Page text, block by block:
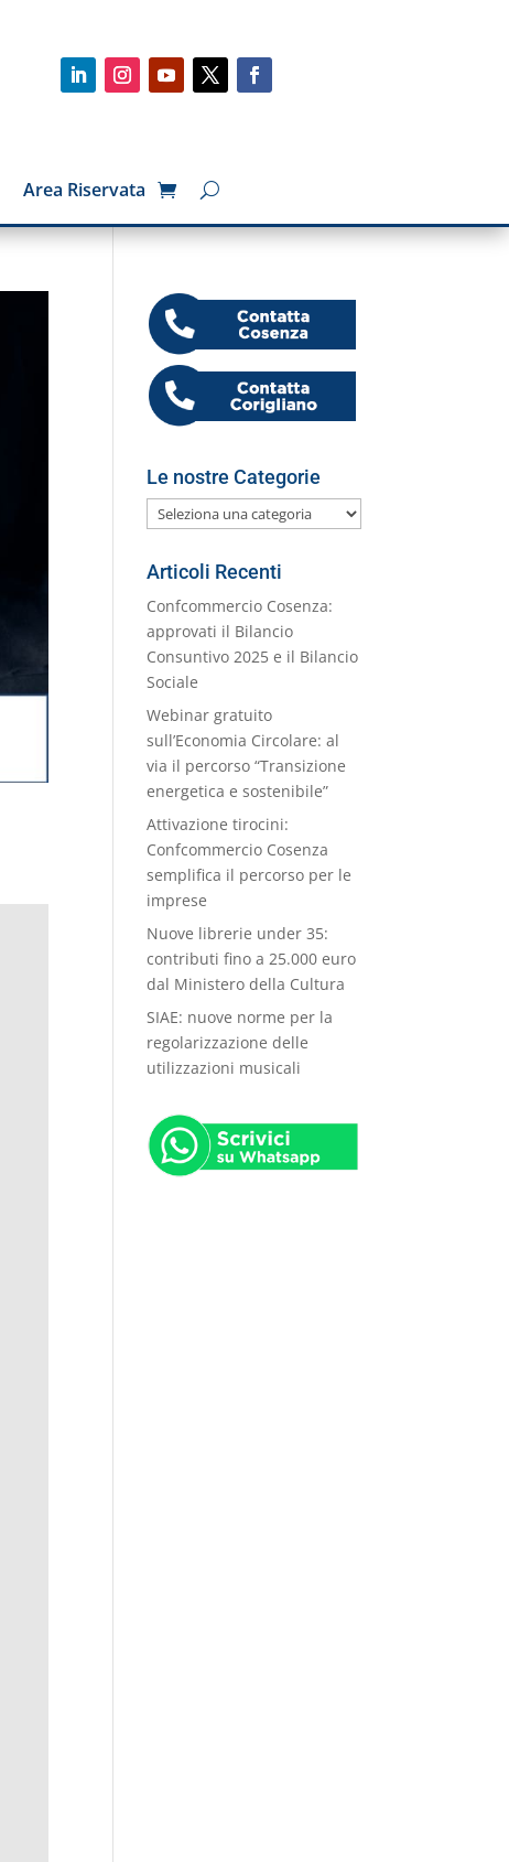
Area Riservata
Le nostre Categorie
Le
nostre
Categorie
Articoli Recenti
Confcommercio Cosenza:
approvati il Bilancio
Consuntivo 2025 e il Bilancio
Sociale
Webinar gratuito
sull’Economia Circolare: al
via il percorso “Transizione
energetica e sostenibile”
Attivazione tirocini:
Confcommercio Cosenza
semplifica il percorso per le
imprese
Nuove librerie under 35:
contributi fino a 25.000 euro
dal Ministero della Cultura
SIAE: nuove norme per la
regolarizzazione delle
utilizzazioni musicali